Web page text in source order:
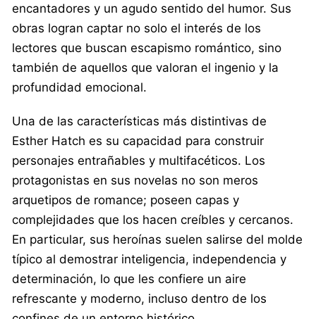
encantadores y un agudo sentido del humor. Sus
obras logran captar no solo el interés de los
lectores que buscan escapismo romántico, sino
también de aquellos que valoran el ingenio y la
profundidad emocional.
Una de las características más distintivas de
Esther Hatch es su capacidad para construir
personajes entrañables y multifacéticos. Los
protagonistas en sus novelas no son meros
arquetipos de romance; poseen capas y
complejidades que los hacen creíbles y cercanos.
En particular, sus heroínas suelen salirse del molde
típico al demostrar inteligencia, independencia y
determinación, lo que les confiere un aire
refrescante y moderno, incluso dentro de los